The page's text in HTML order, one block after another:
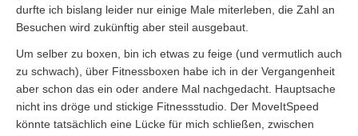
durfte ich bislang leider nur einige Male miterleben, die Zahl an
Besuchen wird zukünftig aber steil ausgebaut.
Um selber zu boxen, bin ich etwas zu feige (und vermutlich auch
zu schwach), über Fitnessboxen habe ich in der Vergangenheit
aber schon das ein oder andere Mal nachgedacht. Hauptsache
nicht ins dröge und stickige Fitnessstudio. Der MoveItSpeed
könnte tatsächlich eine Lücke für mich schließen, zwischen